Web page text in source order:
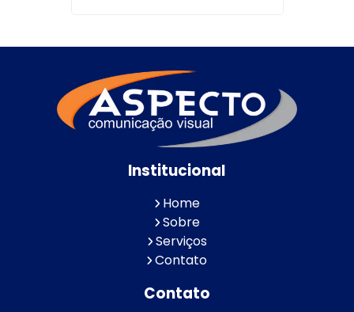
Institucional
Home
Sobre
Serviços
Contato
Contato